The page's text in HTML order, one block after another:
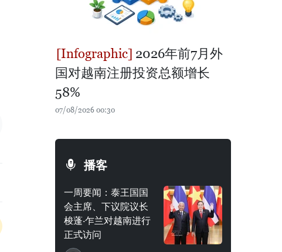
2026年前7月外
国对越南注册投资总额增长
58%
07/08/2026 00:30
播客
一周要闻：泰王国国
会主席、下议院议长
梭蓬·乍兰对越南进行
正式访问